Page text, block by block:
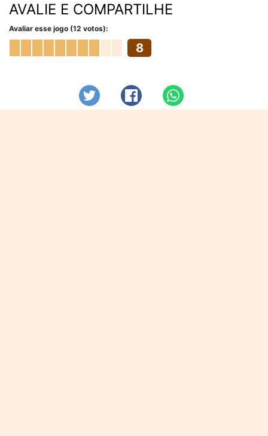
AVALIE E COMPARTILHE
Avaliar esse jogo (12 votos):
8